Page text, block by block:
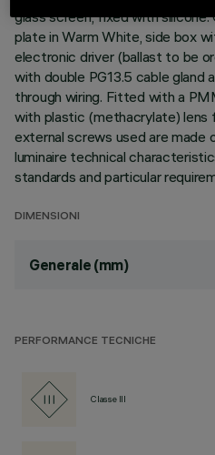
glass screen, fixed with
plate in Warm White, side box
electronic driver (ballast to be
with double PG13.5 cable
through wiring. Fitted with a
with plastic (methacrylate) lens
external screws used are made
luminaire technical
standards and particular
DIMENSIONI
Generale (mm)
PERFORMANCE TECNICHE
Classe III